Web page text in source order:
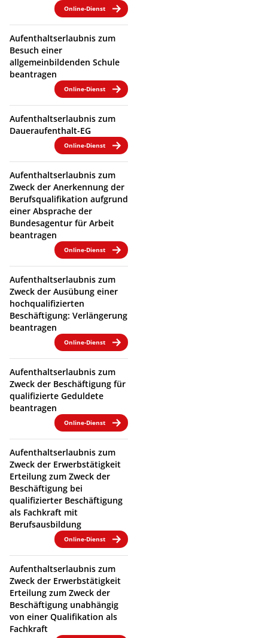
Online-Dienst
Aufenthaltserlaubnis zum
Besuch einer
allgemeinbildenden Schule
beantragen
Online-Dienst
Aufenthaltserlaubnis zum
Daueraufenthalt-EG
Online-Dienst
Aufenthaltserlaubnis zum
Zweck der Anerkennung der
Berufsqualifikation aufgrund
einer Absprache der
Bundesagentur für Arbeit
beantragen
Online-Dienst
Aufenthaltserlaubnis zum
Zweck der Ausübung einer
hochqualifizierten
Beschäftigung: Verlängerung
beantragen
Online-Dienst
Aufenthaltserlaubnis zum
Zweck der Beschäftigung für
qualifizierte Geduldete
beantragen
Online-Dienst
Aufenthaltserlaubnis zum
Zweck der Erwerbstätigkeit
Erteilung zum Zweck der
Beschäftigung bei
qualifizierter Beschäftigung
als Fachkraft mit
Berufsausbildung
Online-Dienst
Aufenthaltserlaubnis zum
Zweck der Erwerbstätigkeit
Erteilung zum Zweck der
Beschäftigung unabhängig
von einer Qualifikation als
Fachkraft